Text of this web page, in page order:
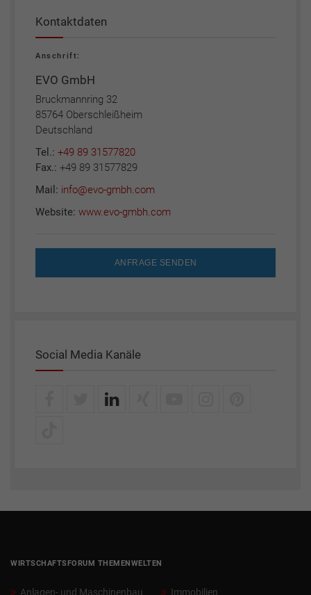
Kontaktdaten
Anschrift:
EVO GmbH
Bruckmannring 32
85764 Oberschleißheim
Deutschland
Tel.: +49 89 31577820
Fax.: +49 89 31577829
Mail: info@evo-gmbh.com
Website: www.evo-gmbh.com
ANFRAGE SENDEN
Social Media Kanäle
WIRTSCHAFTSFORUM THEMENWELTEN
Anlagen- und Maschinenbau
Immobilien